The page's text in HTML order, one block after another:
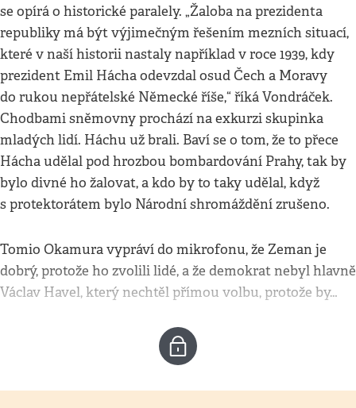
se opírá o historické paralely. „Žaloba na prezidenta
republiky má být výjimečným řešením mezních situací,
které v naší historii nastaly například v roce 1939, kdy
prezident Emil Hácha odevzdal osud Čech a Moravy
do rukou nepřátelské Německé říše,“ říká Vondráček.
Chodbami sněmovny prochází na exkurzi skupinka
mladých lidí. Háchu už brali. Baví se o tom, že to přece
Hácha udělal pod hrozbou bombardování Prahy, tak by
bylo divné ho žalovat, a kdo by to taky udělal, když
s protektorátem bylo Národní shromáždění zrušeno.
Tomio Okamura vypráví do mikrofonu, že Zeman je
dobrý, protože ho zvolili lidé, a že demokrat nebyl hlavně
Václav Havel, který nechtěl přímou volbu, protože by…